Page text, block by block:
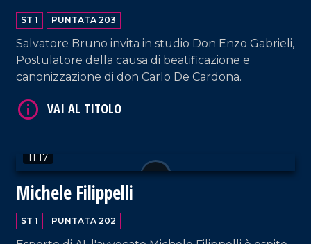
ST 1 PUNTATA 203
Salvatore Bruno invita in studio Don Enzo Gabrieli,
Postulatore della causa di beatificazione e
canonizzazione di don Carlo De Cardona.
11:17
Michele Filippelli
ST 1 PUNTATA 202
VAI AL TITOLO
VAI AL TITOLO